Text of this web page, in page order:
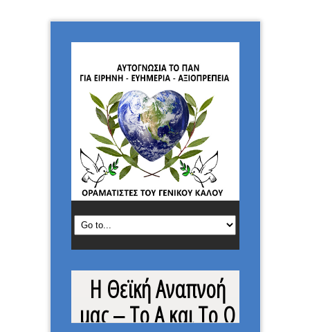
Η Θεϊκή Αναπνοή
μας – Το Α και Το Ω